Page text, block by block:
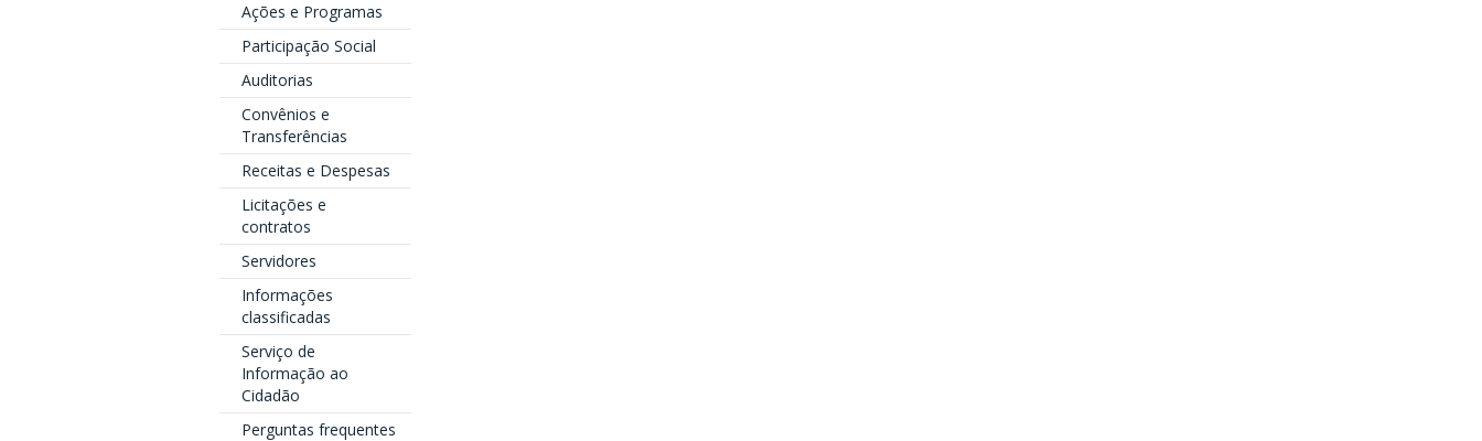
Ações e Programas
Participação Social
Auditorias
Convênios e
Transferências
Receitas e Despesas
Licitações e
contratos
Servidores
Informações
classificadas
Serviço de
Informação ao
Cidadão
Perguntas frequentes